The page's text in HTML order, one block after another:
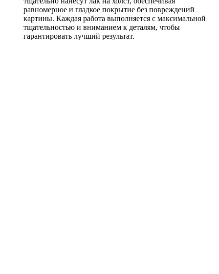
равномерное и гладкое покрытие без повреждений
картины. Каждая работа выполняется с максимальной
тщательностью и вниманием к деталям, чтобы
гарантировать лучший результат.